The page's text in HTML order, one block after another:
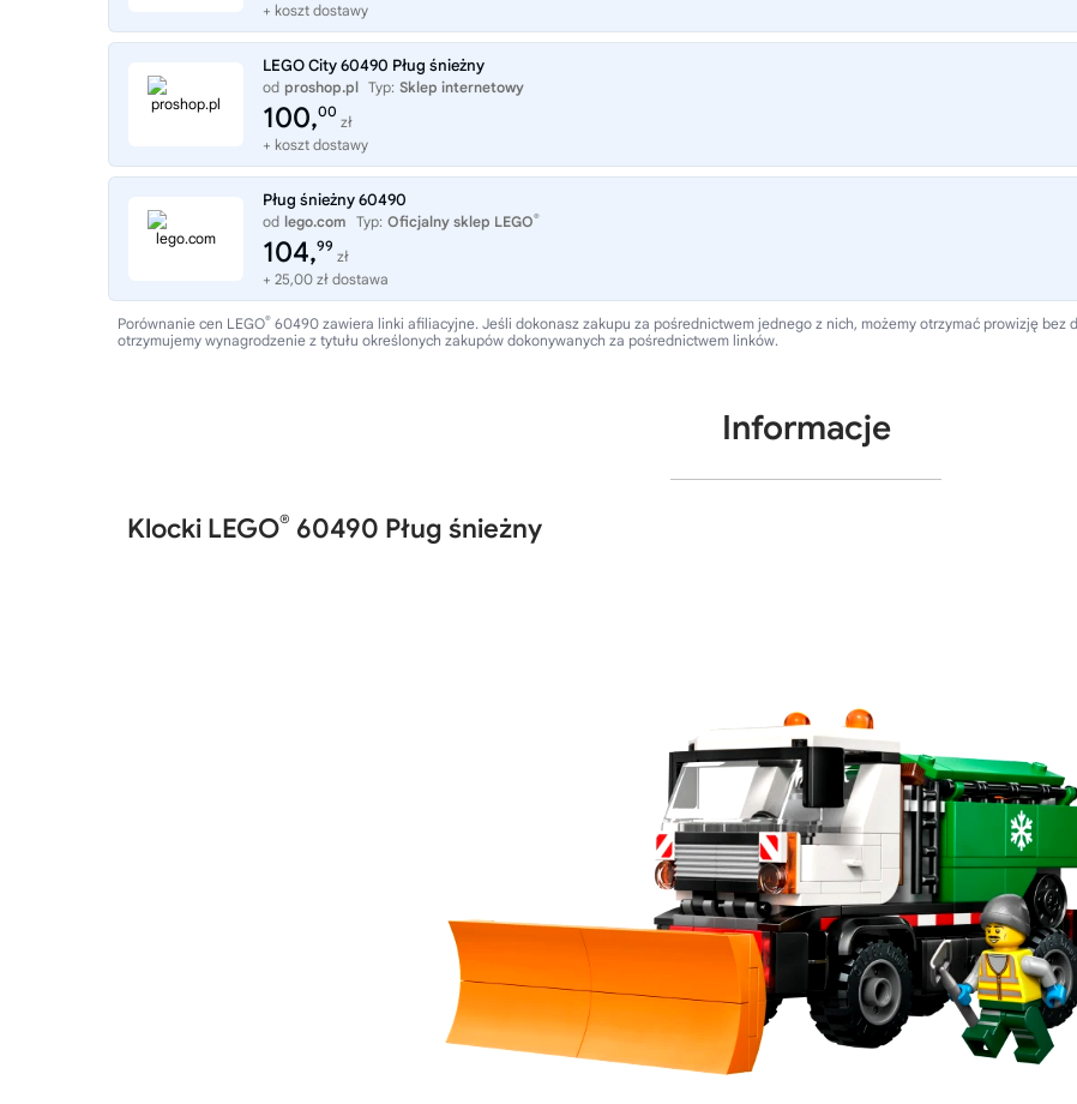
+ koszt dostawy
LEGO City 60490 Pług śnieżny
od proshop.pl Typ: Sklep internetowy
100,00
zł
+ koszt dostawy
Pług śnieżny 60490
od lego.com Typ: Oficjalny sklep LEGO®
104,99
zł
+ 25,00 zł dostawa
Porównanie cen LEGO® 60490 zawiera linki afiliacyjne. Jeśli dokonasz zakupu za pośrednictwem jednego z nich, możemy otrzymać prowizję bez
otrzymujemy wynagrodzenie z tytułu określonych zakupów dokonywanych za pośrednictwem linków.
Informacje
Klocki LEGO® 60490 Pług śnieżny